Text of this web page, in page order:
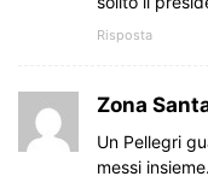
Risposta
Zona
Un Pellegri
messi